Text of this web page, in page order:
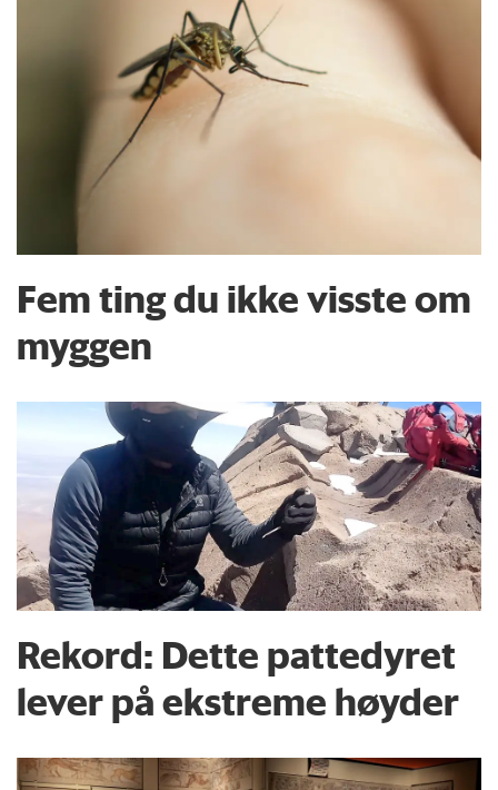
Fem ting du ikke visste om
myggen
Rekord: Dette pattedyret
lever på ekstreme høyder